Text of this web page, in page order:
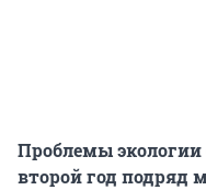
Проблемы
второй год подряд